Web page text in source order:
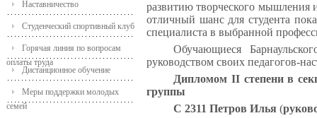
Наставничество
Студенческий спортивный клуб
Горячая линия по вопросам
оплаты труда
Дистанционное обучение
Меры поддержки молодых
семей
развитию творческого мышления
отличный шанс для студента
специалиста в выбранной
Обучающиеся
руководством своих педагогов-
Дипломом IIстепени в
группы
С 2311 Петров Илья (